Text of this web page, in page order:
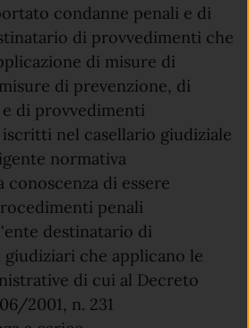
condanne penali e di
di provvedimenti che
di misure di
di prevenzione, di
di provvedimenti
nel casellario giudiziale
normativa
conoscenza di essere
penali
destinatario di
che applicano le
di cui al Decreto
2001, n. 231